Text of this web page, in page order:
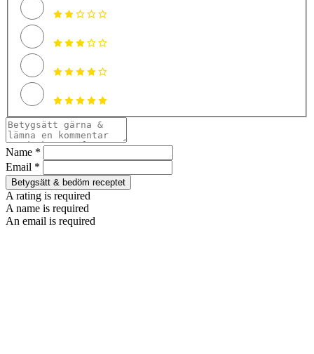
Name *
Email *
Betygsätt & bedöm receptet
A rating is required
A name is required
An email is required